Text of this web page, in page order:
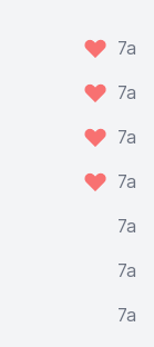
7a
7a
7a
7a
7a
7a
7a